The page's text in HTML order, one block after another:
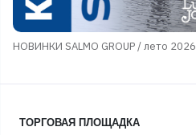
НОВИНКИ SALMO GROUP / лето 2026
ТОРГОВАЯ ПЛОЩАДКА